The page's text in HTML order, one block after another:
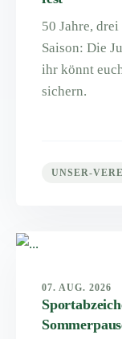
50 Jahre,
Saison: Die
ihr könnt
sichern.
UNSER-
07. AUG. 2026